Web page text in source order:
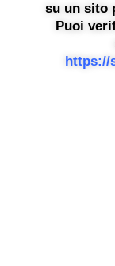
su un sito
Puoi
https://